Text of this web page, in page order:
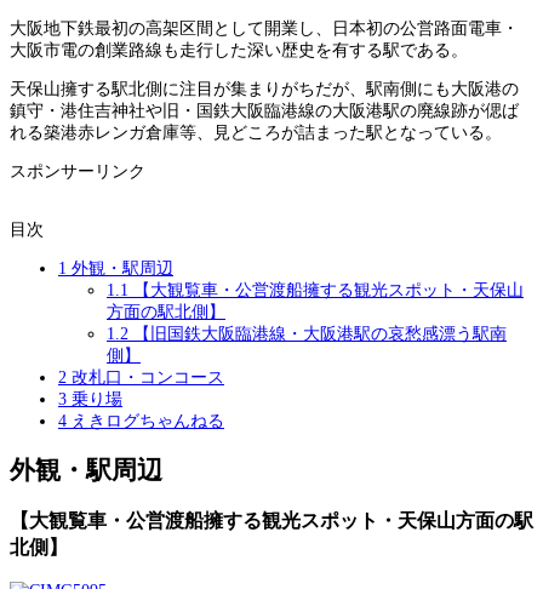
大阪地下鉄最初の高架区間として開業し、日本初の公営路面電車・
大阪市電の創業路線も走行した深い歴史を有する駅である。
天保山擁する駅北側に注目が集まりがちだが、駅南側にも大阪港の
鎮守・港住吉神社や旧・国鉄大阪臨港線の大阪港駅の廃線跡が偲ば
れる築港赤レンガ倉庫等、見どころが詰まった駅となっている。
スポンサーリンク
目次
1 外観・駅周辺
1.1
【大観覧車・公営渡船擁する観光スポット・天保山
方面の駅北側】
1.2 【旧国鉄大阪臨港線・大阪港駅の哀愁感漂う駅南
側】
2 改札口・コンコース
3 乗り場
4 えきログちゃんねる
外観・駅周辺
【大観覧車・公営渡船擁する観光スポット・天保山方面の駅
北側】